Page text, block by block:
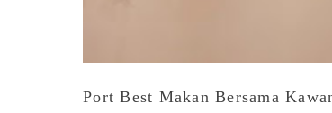
Port Best Makan Bersama